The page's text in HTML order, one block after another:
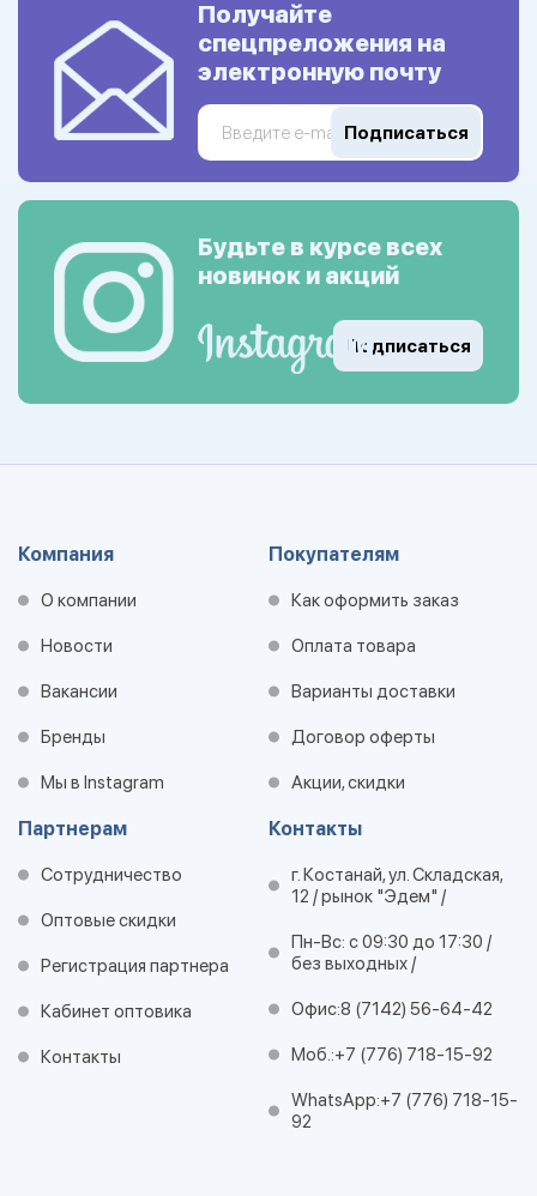
Получайте
спецпреложения на
электронную почту
Подписаться
Будьте в курсе всех
новинок и акций
Подписаться
Компания
О компании
Новости
Вакансии
Бренды
Мы в Instagram
Покупателям
Как оформить заказ
Оплата товара
Варианты доставки
Договор оферты
Акции, скидки
Партнерам
Сотрудничество
Оптовые скидки
Регистрация партнера
Кабинет оптовика
Контакты
Контакты
г. Костанай, ул. Складская,
12 / рынок "Эдем" /
Пн-Вс: с 09:30 до 17:30 /
без выходных /
Офис:8 (7142) 56-64-42
Моб.:+7 (776) 718-15-92
WhatsApp:+7 (776) 718-15-
92